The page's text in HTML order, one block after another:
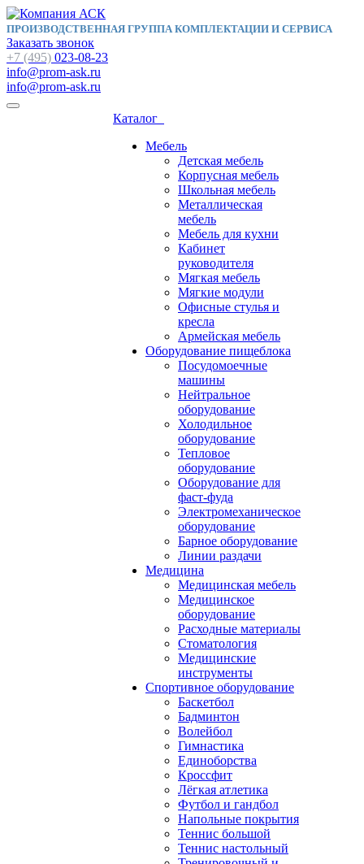
ПРОИЗВОДСТВЕННАЯ ГРУППА КОМПЛЕКТАЦИИ И СЕРВИСА
Заказать звонок
+7 (495) 023-08-23
info@prom-ask.ru
info@prom-ask.ru
Каталог
Мебель
Детская мебель
Корпусная мебель
Школьная мебель
Металлическая
мебель
Мебель для кухни
Кабинет
руководителя
Мягкая мебель
Мягкие модули
Офисные стулья и
кресла
Армейская мебель
Оборудование пищеблока
Посудомоечные
машины
Нейтральное
оборудование
Холодильное
оборудование
Тепловое
оборудование
Оборудование для
фаст-фуда
Электромеханическое
оборудование
Барное оборудование
Линии раздачи
Медицина
Медицинская мебель
Медицинское
оборудование
Расходные материалы
Стоматология
Медицинские
инструменты
Спортивное оборудование
Баскетбол
Бадминтон
Волейбол
Гимнастика
Единоборства
Кроссфит
Лёгкая атлетика
Футбол и гандбол
Напольные покрытия
Теннис большой
Теннис настольный